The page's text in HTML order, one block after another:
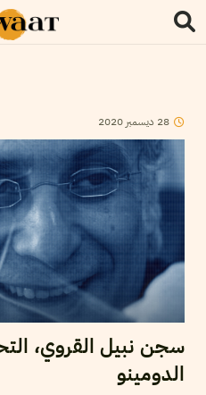
28 ديسمبر 2020
سجن نبيل القروي،
الدومينو